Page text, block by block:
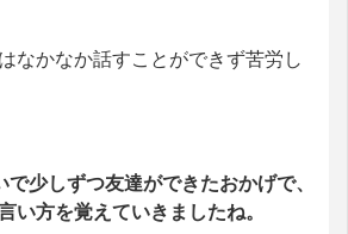
なかなか話すことができず苦労し
少しずつ友達ができたおかげで、
い方を覚えていきましたね。